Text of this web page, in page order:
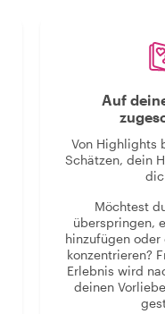
Auf
Von Highlights
Schätzen, dein
Möchtest
überspringen,
hinzufügen
konzentrieren?
Erlebnis wird
deinen